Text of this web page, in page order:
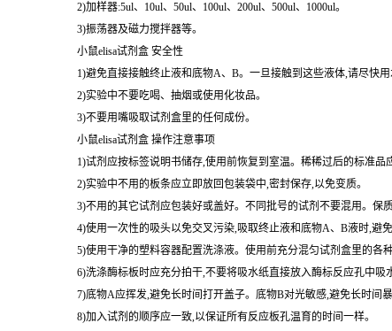
2)加样器:5ul、10ul、50ul、100ul、200ul、500ul、1000ul。
3)振荡器及磁力搅拌器等。
小鼠elisa试剂盒 安全性
1)避免直接接触终止液和底物A、B。一旦接触到这些液体,请尽快用
2)实验中不要吃喝、抽烟或使用化妆品。
3)不要用嘴吸取试剂盒里的任何成份。
小鼠elisa试剂盒 操作注意事项
1)试剂应按标签说明书储存,使用前恢复到室温。稀稀过后的标准品
2)实验中不用的板条应立即放回包装袋中,密封保存,以免变质。
3)不用的其它试剂应包装好或盖好。不同批号的试剂不要混用。保质
4)使用一次性的吸头以免交叉污染,吸取终止液和底物A、B液时,避
5)使用干净的塑料容器配置洗涤液。使用前充分混匀试剂盒里的各种
6)洗涤酶标板时应充分拍干,不要将吸水纸直接放入酶标反应孔中吸
7)底物A应挥发,避免长时间打开盖子。底物B对光敏感,避免长时间
8)加入试剂的顺序应一致,以保证所有反应板孔温育的时间一样。